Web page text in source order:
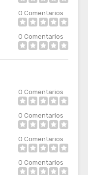
0 Comentarios
0 Comentarios
0 Comentarios
0 Comentarios
0 Comentarios
0 Comentarios